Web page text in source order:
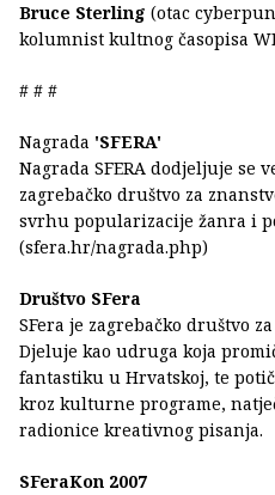
Bruce Sterling (otac
kolumnist kultnog časopisa
# # #
Nagrada 'SFERA'
Nagrada SFERA dodjeljuje se
zagrebačko društvo za
svrhu popularizacije žanra i
(sfera.hr/nagrada.php)
Društvo SFera
SFera je zagrebačko društvo
Djeluje kao udruga koja
fantastiku u Hrvatskoj, te
kroz kulturne programe,
radionice kreativnog pisanja.
SFeraKon 2007